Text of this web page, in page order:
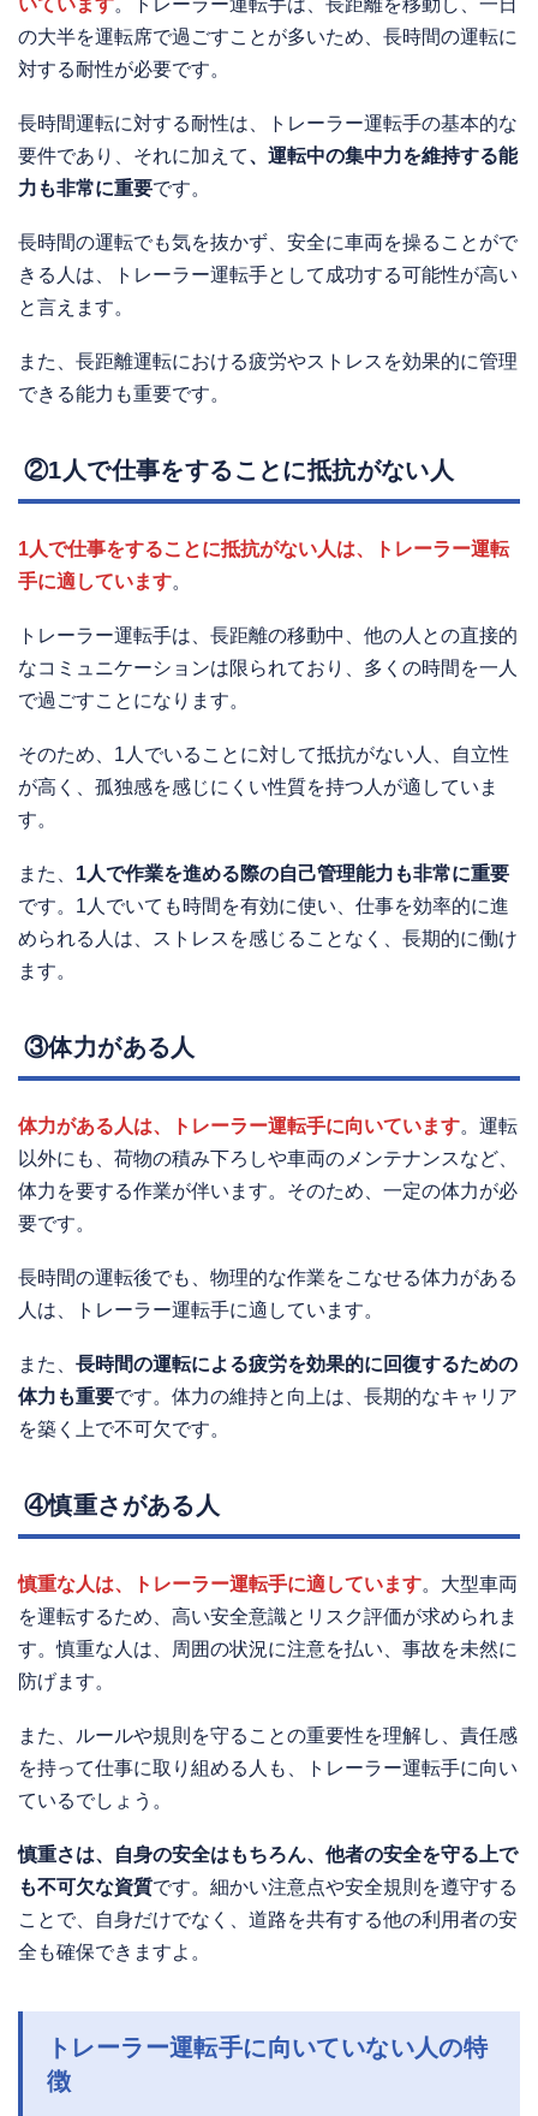
の大半を運転席で過ごすことが多いため、長時間の運転に
対する耐性が必要です。
長時間運転に対する耐性は、トレーラー運転手の基本的な
要件であり、それに加えて、運転中の集中力を維持する能
力も非常に重要です。
長時間の運転でも気を抜かず、安全に車両を操ることがで
きる人は、トレーラー運転手として成功する可能性が高い
と言えます。
また、長距離運転における疲労やストレスを効果的に管理
できる能力も重要です。
②1人で仕事をすることに抵抗がない人
1人で仕事をすることに抵抗がない人は、トレーラー運転
手に適しています。
トレーラー運転手は、長距離の移動中、他の人との直接的
なコミュニケーションは限られており、多くの時間を一人
で過ごすことになります。
そのため、1人でいることに対して抵抗がない人、自立性
が高く、孤独感を感じにくい性質を持つ人が適していま
す。
また、 1人で作業を進める際の自己管理能力も非常に重要
です。1人でいても時間を有効に使い、仕事を効率的に進
められる人は、ストレスを感じることなく、長期的に働け
ます。
③体力がある人
体力がある人は、トレーラー運転手に向いています。運転
以外にも、荷物の積み下ろしや車両のメンテナンスなど、
体力を要する作業が伴います。そのため、一定の体力が必
要です。
長時間の運転後でも、物理的な作業をこなせる体力がある
人は、トレーラー運転手に適しています。
また、 長時間の運転による疲労を効果的に回復するための
体力も重要です。体力の維持と向上は、長期的なキャリア
を築く上で不可欠です。
④慎重さがある人
慎重な人は、トレーラー運転手に適しています。大型車両
を運転するため、高い安全意識とリスク評価が求められま
す。慎重な人は、周囲の状況に注意を払い、事故を未然に
防げます。
また、ルールや規則を守ることの重要性を理解し、責任感
を持って仕事に取り組める人も、トレーラー運転手に向い
ているでしょう。
慎重さは、自身の安全はもちろん、他者の安全を守る上で
も不可欠な資質です。細かい注意点や安全規則を遵守する
ことで、自身だけでなく、道路を共有する他の利用者の安
全も確保できますよ。
トレーラー運転手に向いていない人の特
徴